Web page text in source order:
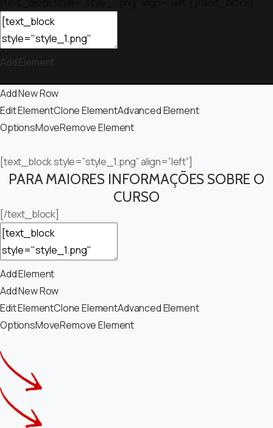
Add Element
Add New Row
Edit ElementClone ElementAdvanced Element
OptionsMoveRemove Element
[text_block style=”style_1.png” align=”left”]
PARA MAIORES INFORMAÇÕES SOBRE O
CURSO
[/text_block]
Add Element
Add New Row
Edit ElementClone ElementAdvanced Element
OptionsMoveRemove Element